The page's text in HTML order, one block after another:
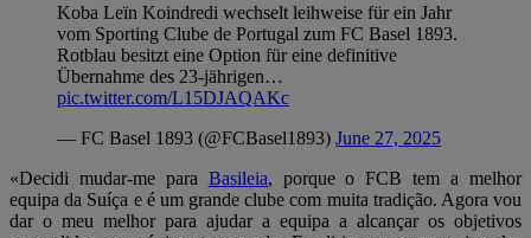
Koba Leïn Koindredi wechselt leihweise für ein Jahr
vom Sporting Clube de Portugal zum FC Basel 1893.
Rotblau besitzt eine Option für eine definitive
Übernahme des 23-jährigen…
pic.twitter.com/L15DJAQAKc
— FC Basel 1893 (@FCBasel1893) June 27, 2025
«Decidi mudar-me para Basileia, porque o FCB tem a melhor
equipa da Suíça e é um grande clube com muita tradição. Agora vou
dar o meu melhor para ajudar a equipa a alcançar os objetivos